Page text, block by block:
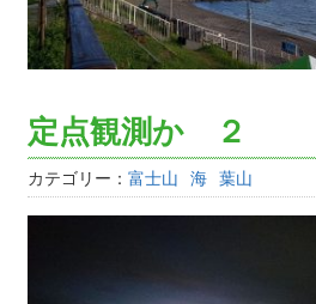
定点観測か ２
カテゴリー： 富士山 海 葉山